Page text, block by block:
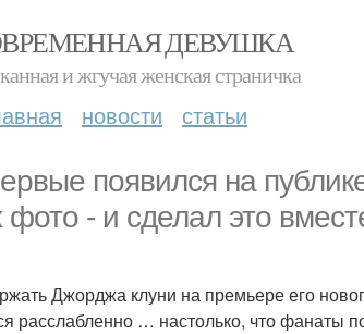
ДЕВУШКА
и жгучая женская страничка
новости статьи
появился на
фото - и сделал это
Джорджа клуни на премьере его
расслабленно … настолько, что фанаты